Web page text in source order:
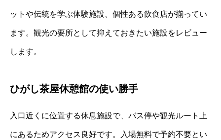
ットや伝統を学ぶ体験施設、個性ある飲食店が揃ってい
ます。観光の要所として抑えておきたい施設をレビュー
します。
ひがし茶屋休憩館の使い勝手
入口近くに位置する休息施設で、バス停や観光ルート上
にあるためアクセス良好です。入場無料で予約不要とい